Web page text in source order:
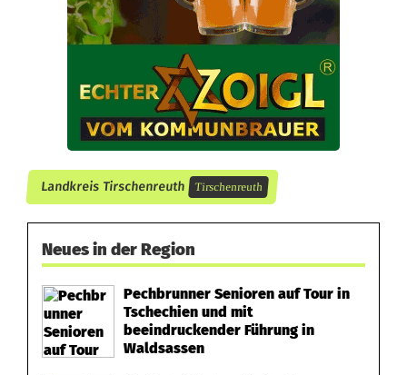
e
Landkreis Tirschenreuth Tirschenreuth
Neues in der Region
Pechbrunner Senioren auf Tour in
Tschechien und mit
beeindruckender Führung in
Waldsassen